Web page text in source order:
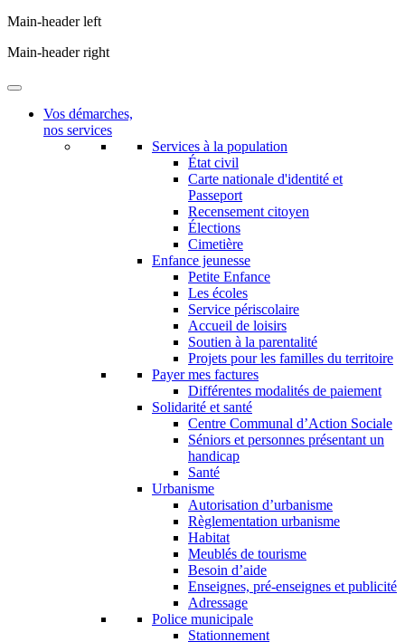
Main-header left
Main-header right
Vos démarches,
nos services
Services à la population
État civil
Carte nationale d'identité et
Passeport
Recensement citoyen
Élections
Cimetière
Enfance jeunesse
Petite Enfance
Les écoles
Service périscolaire
Accueil de loisirs
Soutien à la parentalité
Projets pour les familles du territoire
Payer mes factures
Différentes modalités de paiement
Solidarité et santé
Centre Communal d’Action Sociale
Séniors et personnes présentant un
handicap
Santé
Urbanisme
Autorisation d’urbanisme
Règlementation urbanisme
Habitat
Meublés de tourisme
Besoin d’aide
Enseignes, pré-enseignes et publicité
Adressage
Police municipale
Stationnement